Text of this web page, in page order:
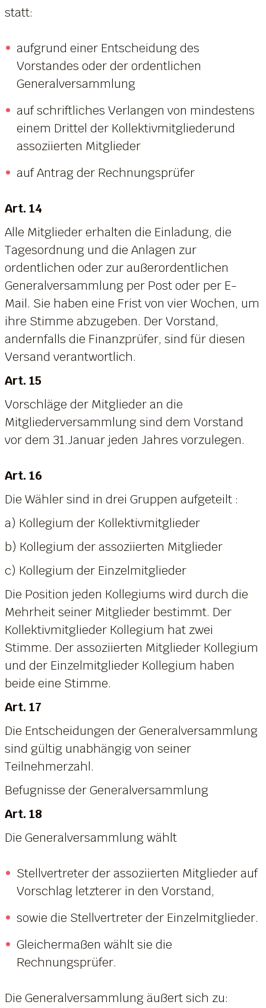
statt:
aufgrund einer Entscheidung des
Vorstandes oder der ordentlichen
Generalversammlung
auf schriftliches Verlangen von mindestens
einem Drittel der Kollektivmitgliederund
assoziierten Mitglieder
auf Antrag der Rechnungsprüfer
Art. 14
Alle Mitglieder erhalten die Einladung, die
Tagesordnung und die Anlagen zur
ordentlichen oder zur außerordentlichen
Generalversammlung per Post oder per E-
Mail. Sie haben eine Frist von vier Wochen, um
ihre Stimme abzugeben. Der Vorstand,
andernfalls die Finanzprüfer, sind für diesen
Versand verantwortlich.
Art. 15
Vorschläge der Mitglieder an die
Mitgliederversammlung sind dem Vorstand
vor dem 31.Januar jeden Jahres vorzulegen.
Art. 16
Die Wähler sind in drei Gruppen aufgeteilt :
a) Kollegium der Kollektivmitglieder
b) Kollegium der assoziierten Mitglieder
c) Kollegium der Einzelmitglieder
Die Position jeden Kollegiums wird durch die
Mehrheit seiner Mitglieder bestimmt. Der
Kollektivmitglieder Kollegium hat zwei
Stimme. Der assoziierten Mitglieder Kollegium
und der Einzelmitglieder Kollegium haben
beide eine Stimme.
Art. 17
Die Entscheidungen der Generalversammlung
sind gültig unabhängig von seiner
Teilnehmerzahl.
Befugnisse der Generalversammlung
Art. 18
Die Generalversammlung wählt
Stellvertreter der assoziierten Mitglieder auf
Vorschlag letzterer in den Vorstand,
sowie die Stellvertreter der Einzelmitglieder.
Gleichermaßen wählt sie die
Rechnungsprüfer.
Die Generalversammlung äußert sich zu: